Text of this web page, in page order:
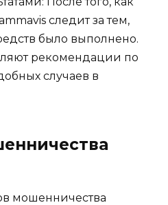
следит за тем,
было выполнено.
рекомендации по
случаев в
мошенничества